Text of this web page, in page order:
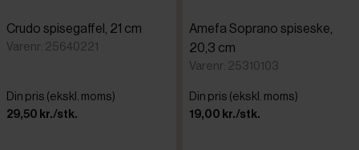
Crudo spisegaffel, 21 cm
Varenr: 25640221
Din pris (ekskl. moms)
29,50 kr./stk.
Amefa Soprano spiseske,
20,3 cm
Varenr: 25310103
Din pris (ekskl. moms)
19,00 kr./stk.